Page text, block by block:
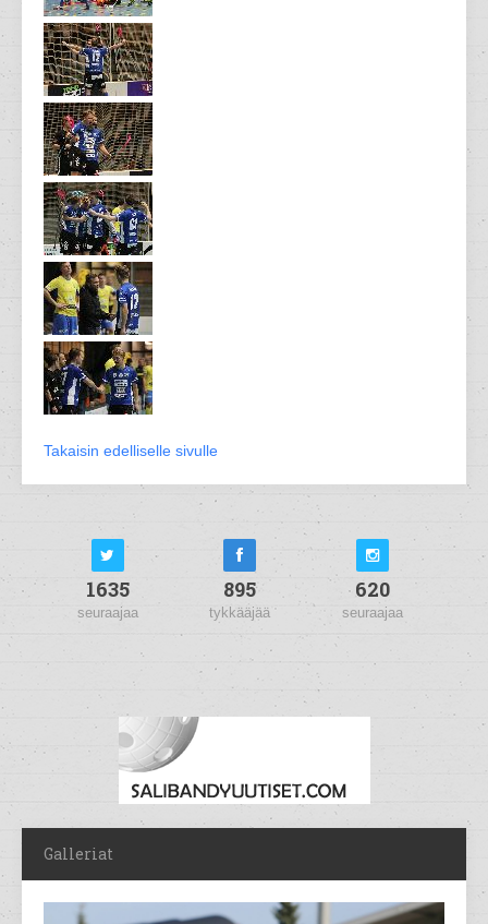
Takaisin edelliselle sivulle
1635
seuraajaa
895
tykkääjää
620
seuraajaa
Galleriat